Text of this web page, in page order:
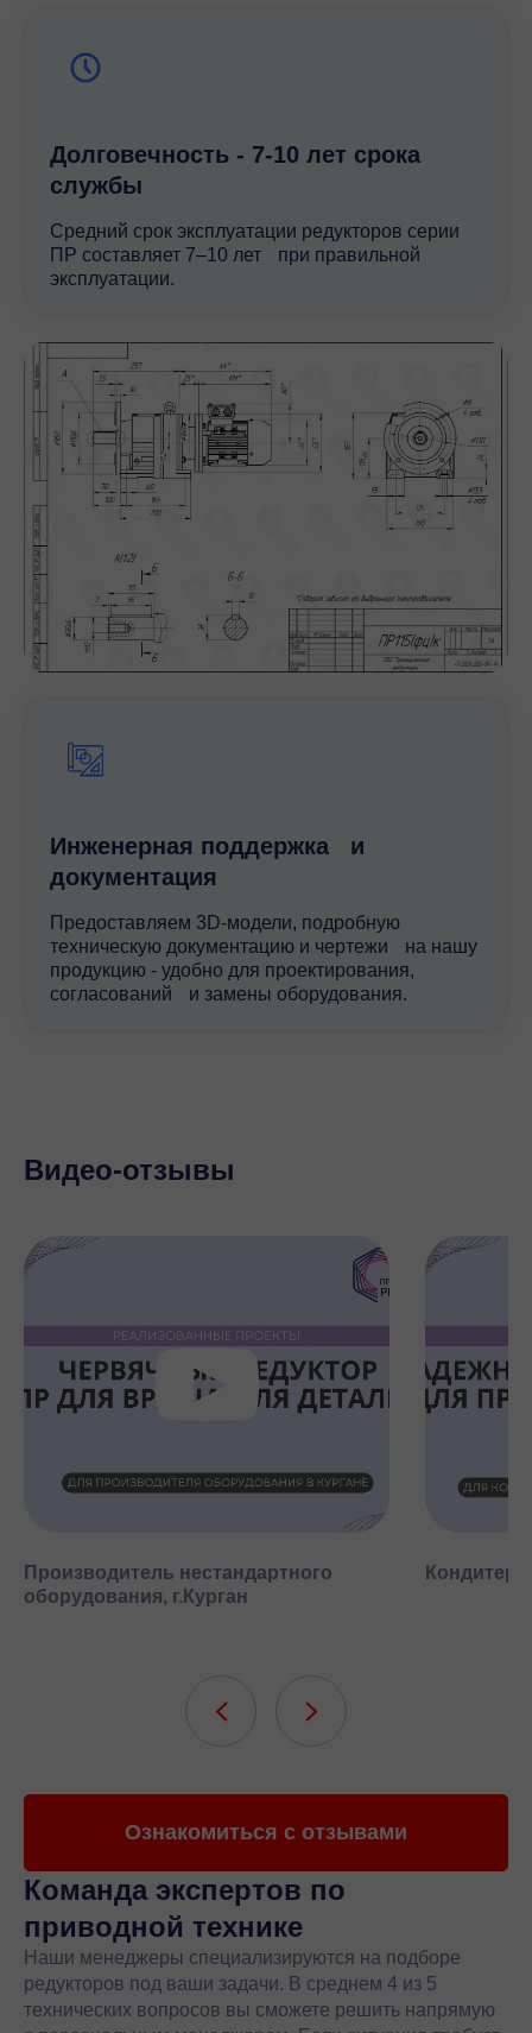
Долговечность - 7-10 лет срока
службы
Средний срок эксплуатации редукторов серии
ПР составляет 7–10 лет при правильной
эксплуатации.
Инженерная поддержка и
документация
Предоставляем 3D-модели, подробную
техническую документацию и чертежи на нашу
продукцию - удобно для проектирования,
согласований и замены оборудования.
Видео-отзывы
Производитель нестандартного
оборудования, г.Курган
Ознакомиться с отзывами
Команда экспертов по
приводной технике
Наши менеджеры специализируются на подборе
редукторов под ваши задачи. В среднем 4 из 5
технических вопросов вы сможете решить напрямую